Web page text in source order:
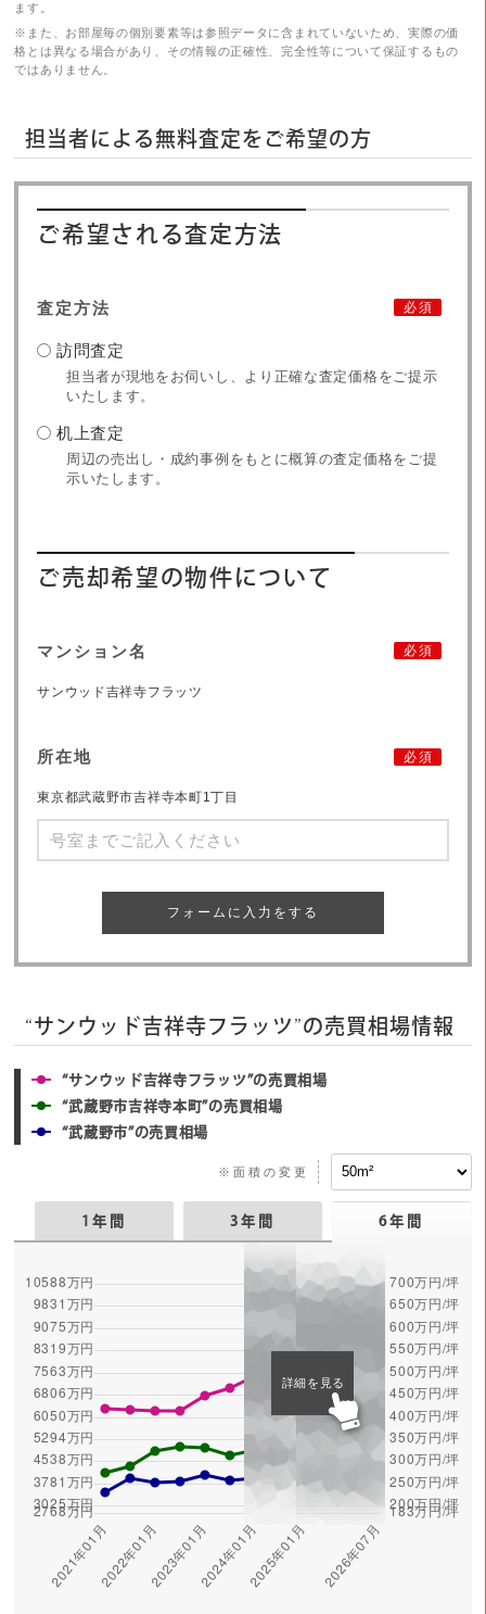
ます。
※また、お部屋毎の個別要素等は参照データに含まれていないため、実際の価
格とは異なる場合があり、その情報の正確性、完全性等について保証するもの
ではありません。
担当者による無料査定をご希望の方
ご希望される査定方法
査定方法 必須
訪問査定
担当者が現地をお伺いし、より正確な査定価格をご提示
いたします。
机上査定
周辺の売出し・成約事例をもとに概算の査定価格をご提
示いたします。
ご売却希望の物件について
マンション名 必須
サンウッド吉祥寺フラッツ
所在地 必須
東京都武蔵野市吉祥寺本町1丁目
フォームに入力をする
“サンウッド吉祥寺フラッツ”の売買相場情報
“サンウッド吉祥寺フラッツ”の売買相場
“武蔵野市吉祥寺本町”の売買相場
“武蔵野市”の売買相場
※面積の変更
1年間 3年間 6年間
詳細を見る